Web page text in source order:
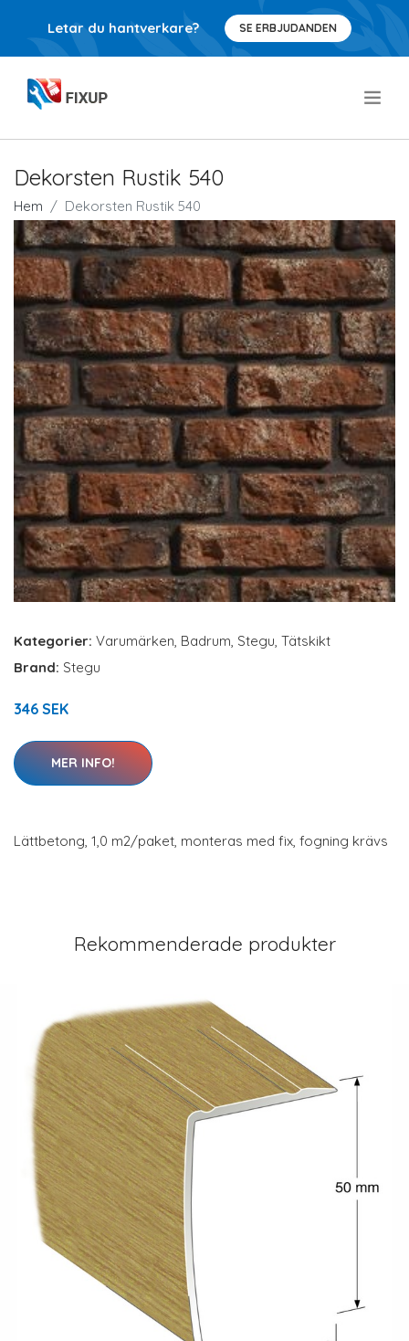
Letar du hantverkare? SE ERBJUDANDEN
Dekorsten Rustik 540
Hem Dekorsten Rustik 540
Kategorier: Varumärken, Badrum, Stegu, Tätskikt
Brand: Stegu
346 SEK
MER INFO!
Lättbetong, 1,0 m2/paket, monteras med fix, fogning krävs
Rekommenderade produkter